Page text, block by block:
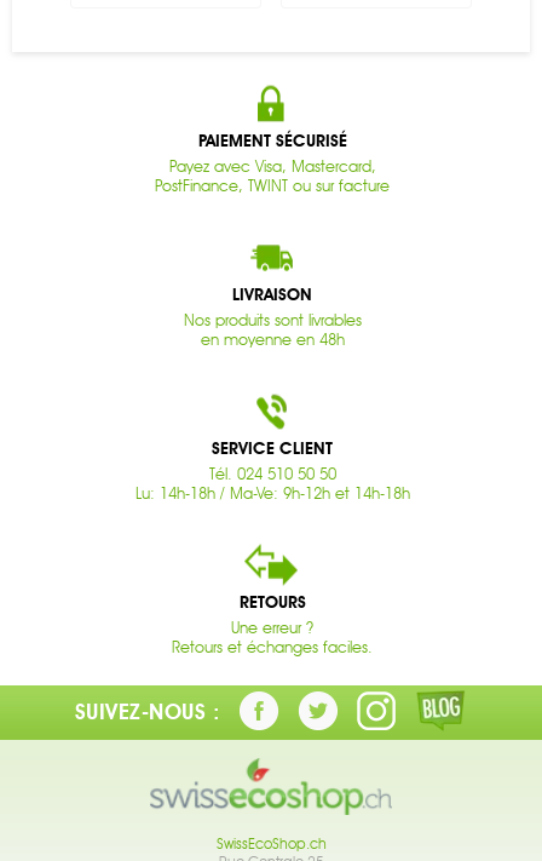
PAIEMENT SÉCURISÉ
Payez avec Visa, Mastercard,
PostFinance, TWINT ou sur facture
LIVRAISON
Nos produits sont livrables
en moyenne en 48h
SERVICE CLIENT
Tél. 024 510 50 50
Lu: 14h-18h / Ma-Ve: 9h-12h et 14h-18h
RETOURS
Une erreur ?
Retours et échanges faciles.
SUIVEZ-NOUS :
SwissEcoShop.ch